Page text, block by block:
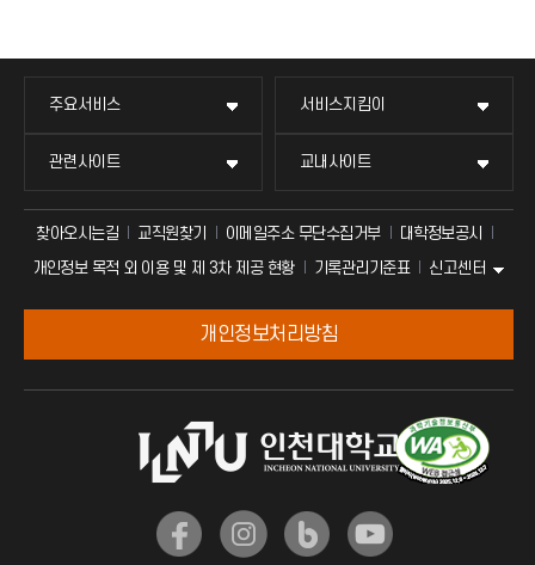
주요서비스 서비스지킴이
관련사이트 교내사이트
찾아오시는길 교직원찾기 이메일주소 무단수집거부
대학정보공시
개인정보 목적 외 이용 및 제 3차 제공 현황
기록관리기준표 신고센터
개인정보처리방침